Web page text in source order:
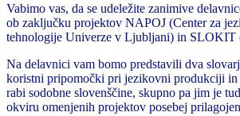
Vabimo vas, da se udeležite zanimive
ob zaključku projektov NAPOJ (Center za
tehnologije Univerze v Ljubljani) in SLOKIT
Na delavnici vam bomo predstavili dva
koristni pripomočki pri jezikovni produkciji
rabi sodobne slovenščine, skupno pa jim je
okviru omenjenih projektov posebej